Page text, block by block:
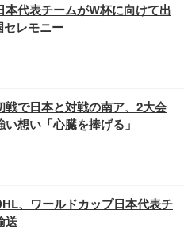
本代表チームがW杯に向けて出
レモニー
戦で日本と対戦の南ア、2大会
想い「心臓を捧げる」
、ワールドカップ日本代表チ
送